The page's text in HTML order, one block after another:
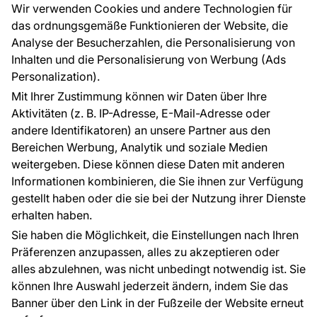
Wir verwenden Cookies und andere Technologien für
das ordnungsgemäße Funktionieren der Website, die
Analyse der Besucherzahlen, die Personalisierung von
Inhalten und die Personalisierung von Werbung (Ads
Personalization).
Mit Ihrer Zustimmung können wir Daten über Ihre
Aktivitäten (z. B. IP-Adresse, E-Mail-Adresse oder
andere Identifikatoren) an unsere Partner aus den
Bereichen Werbung, Analytik und soziale Medien
weitergeben. Diese können diese Daten mit anderen
Informationen kombinieren, die Sie ihnen zur Verfügung
gestellt haben oder die sie bei der Nutzung ihrer Dienste
erhalten haben.
Sie haben die Möglichkeit, die Einstellungen nach Ihren
Präferenzen anzupassen, alles zu akzeptieren oder
alles abzulehnen, was nicht unbedingt notwendig ist. Sie
können Ihre Auswahl jederzeit ändern, indem Sie das
Banner über den Link in der Fußzeile der Website erneut
Großhandel
Raumvisualisierung
Tapetenmuster
FÜR SIE
Blog
EU-Projekte
Ratschläge und Tipps
FAQ
ÜBER DAS UNTERNEHMEN
Kontakt
Haben Sie Fragen? Wir helfen Ihnen gerne weiter
und beraten Sie persönlich.
+49 781 95633072
service@tapeteneshop.de